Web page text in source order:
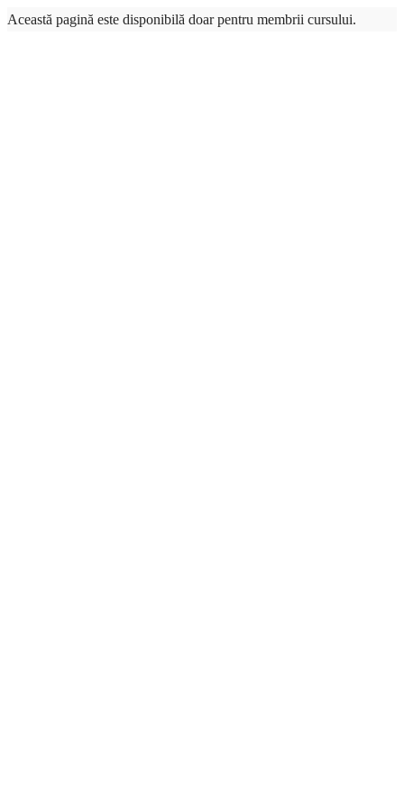
Această pagină este disponibilă doar pentru membrii cursului.